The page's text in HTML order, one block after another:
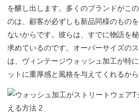
を醸し出します。多くのブランドがこ
のは、顧客が必ずしも新品同様のもの
ないからです。彼らは、すでに物語を
求めているのです。オーバーサイズの
は、ヴィンテージウォッシュ加工が特
ットに重厚感と風格を与えてくれるから